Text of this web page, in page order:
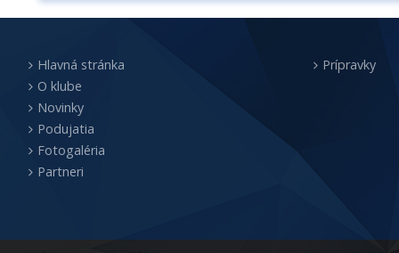
Hlavná stránka
O klube
Novinky
Podujatia
Fotogaléria
Partneri
Prípravky